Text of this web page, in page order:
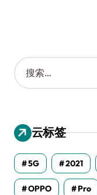
搜
索
：
云标签
5G 2021
OPPO Pro